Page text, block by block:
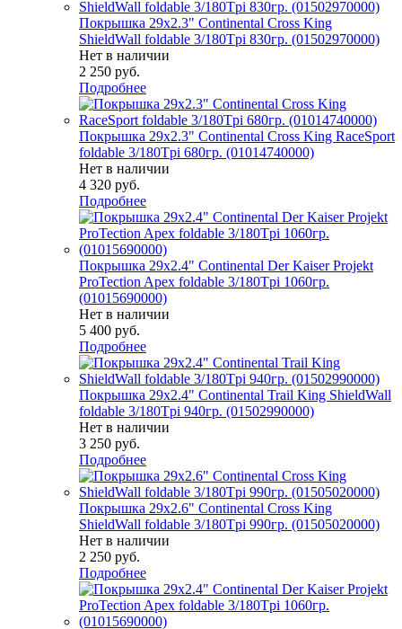
Покрышка 29x2.3" Continental Cross King
ShieldWall foldable 3/180Tpi 830гр. (01502970000)
Нет в наличии
2 250 руб.
Подробнее
Покрышка 29x2.3" Continental Cross King RaceSport
foldable 3/180Tpi 680гр. (01014740000)
Нет в наличии
4 320 руб.
Подробнее
Покрышка 29x2.4" Continental Der Kaiser Projekt
ProTection Apex foldable 3/180Tpi 1060гр.
(01015690000)
Нет в наличии
5 400 руб.
Подробнее
Покрышка 29x2.4" Continental Trail King ShieldWall
foldable 3/180Tpi 940гр. (01502990000)
Нет в наличии
3 250 руб.
Подробнее
Покрышка 29x2.6" Continental Cross King
ShieldWall foldable 3/180Tpi 990гр. (01505020000)
Нет в наличии
2 250 руб.
Подробнее